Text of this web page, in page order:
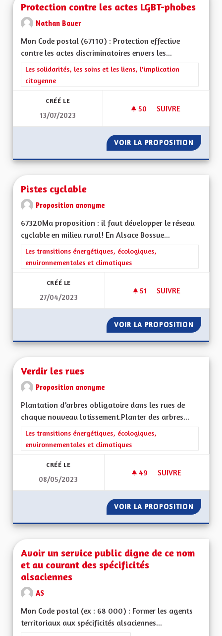
Protection contre les actes LGBT-phobes
Nathan Bauer
Mon Code postal (67110) : Protection effective
contre les actes discriminatoires envers les...
Filtrer les résultats de la catégorie : Les solidarités, les soins
Les solidarités, les soins et les liens, l'implication
citoyenne
CRÉÉ LE
13/07/2023
50 50 ABONNÉS
SUIVRE
VOIR LA PROPOSITION
Pistes cyclable
Proposition anonyme
67320Ma proposition : il faut développer le réseau
cyclable en milieu rural! En Alsace Bossue...
Filtrer les résultats de la catégorie : Les transitions
Les transitions énergétiques, écologiques,
environnementales et climatiques
CRÉÉ LE
27/04/2023
51 51 ABONNÉS
SUIVRE
VOIR LA PROPOSITION PISTES
Verdir les rues
Proposition anonyme
Plantation d’arbres obligatoire dans les rues de
chaque nouveau lotissement.Planter des arbres...
Filtrer les résultats de la catégorie : Les transitions
Les transitions énergétiques, écologiques,
environnementales et climatiques
CRÉÉ LE
08/05/2023
49 49 ABONNÉS
SUIVRE
VOIR LA PROPOSITION
Avoir un service public digne de ce nom
et au courant des spécificités
alsaciennes
AS
Mon Code postal (ex : 68 000) : Former les agents
territoriaux aux spécificités alsaciennes...